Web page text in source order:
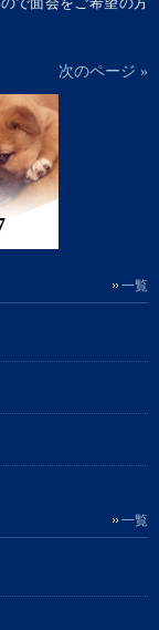
次のページ »
一覧
一覧